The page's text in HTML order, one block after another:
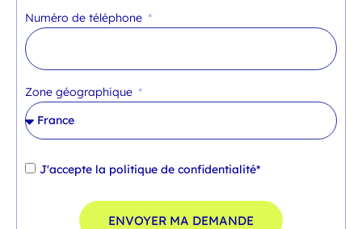
Numéro de téléphone
Zone géographique
J'accepte la politique de confidentialité*
ENVOYER MA DEMANDE